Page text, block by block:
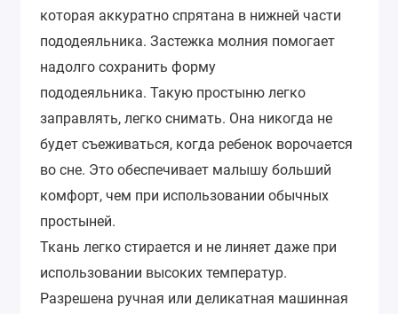
которая аккуратно спрятана в нижней части
пододеяльника. Застежка молния помогает
надолго сохранить форму
пододеяльника. Такую простыню легко
заправлять, легко снимать. Она никогда не
будет съеживаться, когда ребенок ворочается
во сне. Это обеспечивает малышу больший
комфорт, чем при использовании обычных
простыней.
Ткань легко стирается и не линяет даже при
использовании высоких температур.
Разрешена ручная или деликатная машинная